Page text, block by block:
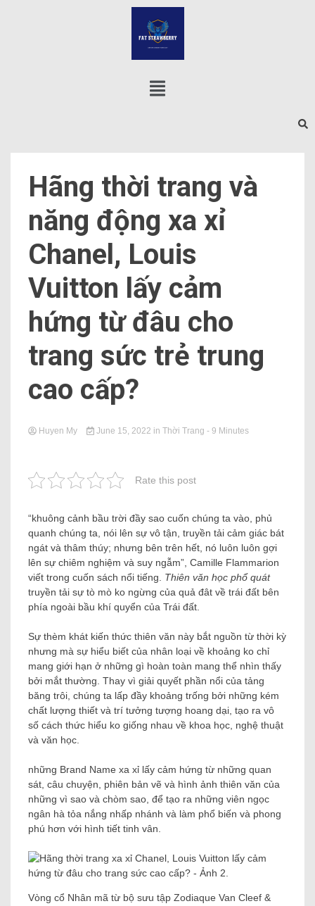
Hãng thời trang và
năng động xa xỉ
Chanel, Louis
Vuitton lấy cảm
hứng từ đâu cho
trang sức trẻ trung
cao cấp?
Huyen My June 15, 2022 in Thời Trang - 9 Minutes
Rate this post
“khuông cảnh bầu trời đầy sao cuốn chúng ta vào, phủ
quanh chúng ta, nói lên sự vô tận, truyền tải cảm giác bát
ngát và thâm thúy; nhưng bên trên hết, nó luôn luôn gợi
lên sự chiêm nghiệm và suy ngẫm”, Camille Flammarion
viết trong cuốn sách nổi tiếng. Thiên văn học phổ quát
truyền tải sự tò mò ko ngừng của quả đât về trái đất bên
phía ngoài bầu khí quyển của Trái đất.
Sự thèm khát kiến ​​thức thiên văn này bắt nguồn từ thời kỳ
nhưng mà sự hiểu biết của nhân loại về khoảng ko chỉ
mang giới hạn ở những gì hoàn toàn mang thể nhìn thấy
bởi mắt thường. Thay vì giải quyết phần nổi của tảng
băng trôi, chúng ta lấp đầy khoảng trống bởi những kém
chất lượng thiết và trí tưởng tượng hoang dại, tạo ra vô
số cách thức hiểu ko giống nhau về khoa học, nghệ thuật
và văn học.
những Brand Name xa xỉ lấy cảm hứng từ những quan
sát, câu chuyện, phiên bản vẽ và hình ảnh thiên văn của
những vì sao và chòm sao, để tạo ra những viên ngọc
ngân hà tỏa nắng nhấp nhánh và làm phổ biến và phong
phú hơn với hình tiết tinh vân.
Vòng cổ Nhân mã từ bộ sưu tập Zodiaque Van Cleef &